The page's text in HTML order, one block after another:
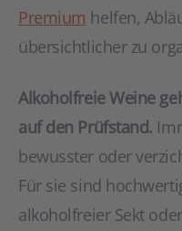
Premium helfen,
übersichtlicher zu
Alkoholfreie Weine
auf den Prüfstand.
bewusster oder
Für sie sind
alkoholfreier Sekt